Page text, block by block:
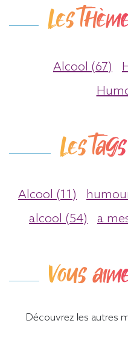
Les
Alcool (67)
Les
Alcool (11)
alcool (54)
a
Vous
Découvrez les autres